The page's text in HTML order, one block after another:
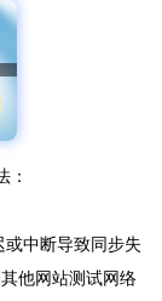
：
中断导致同步失
他网站测试网络